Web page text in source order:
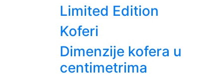
Limited Edition
Koferi
Dimenzije kofera u
centimetrima